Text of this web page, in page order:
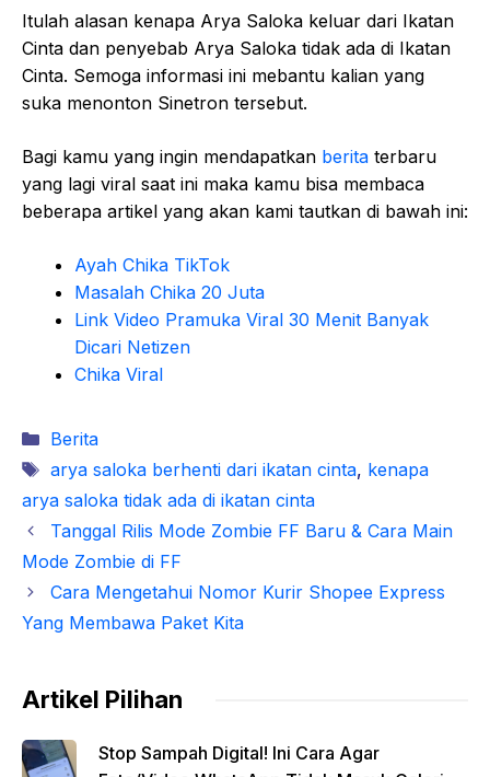
Itulah alasan kenapa Arya Saloka keluar dari Ikatan
Cinta dan penyebab Arya Saloka tidak ada di Ikatan
Cinta. Semoga informasi ini mebantu kalian yang
suka menonton Sinetron tersebut.
Bagi kamu yang ingin mendapatkan berita terbaru
yang lagi viral saat ini maka kamu bisa membaca
beberapa artikel yang akan kami tautkan di bawah ini:
Ayah Chika TikTok
Masalah Chika 20 Juta
Link Video Pramuka Viral 30 Menit Banyak
Dicari Netizen
Chika Viral
Kategori
Berita
Tag
arya saloka berhenti dari ikatan cinta, kenapa
arya saloka tidak ada di ikatan cinta
Tanggal Rilis Mode Zombie FF Baru & Cara Main
Mode Zombie di FF
Cara Mengetahui Nomor Kurir Shopee Express
Yang Membawa Paket Kita
Artikel Pilihan
Stop Sampah Digital! Ini Cara Agar